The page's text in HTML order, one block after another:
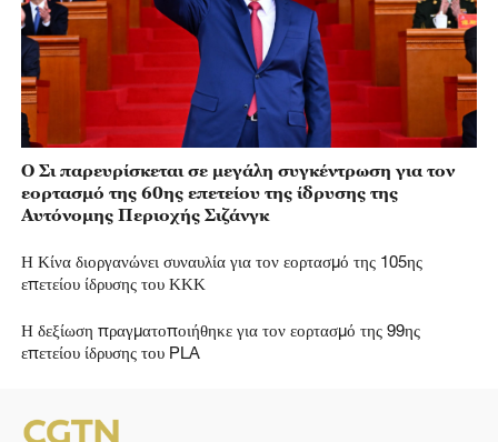
Ο Σι παρευρίσκεται σε μεγάλη συγκέντρωση για τον
εορτασμό της 60ης επετείου της ίδρυσης της
Αυτόνομης Περιοχής Σιζάνγκ
Η Κίνα διοργανώνει συναυλία για τον εορτασμό της 105ης
επετείου ίδρυσης του ΚΚΚ
Η δεξίωση πραγματοποιήθηκε για τον εορτασμό της 99ης
επετείου ίδρυσης του PLA